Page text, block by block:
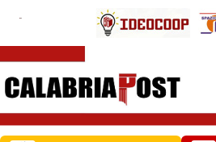
contenuto